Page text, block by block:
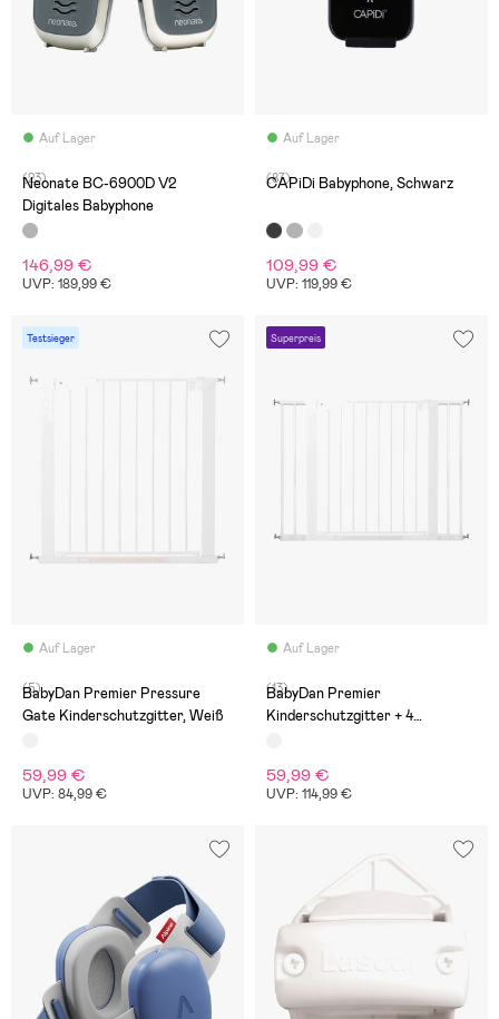
Auf Lager
(23)
Neonate BC-6900D V2
Digitales Babyphone
146,99 €
UVP: 189,99 €
Auf Lager
(87)
CAPiDi Babyphone, Schwarz
109,99 €
UVP: 119,99 €
Testsieger
Auf Lager
(5)
BabyDan Premier Pressure
Gate Kinderschutzgitter, Weiß
59,99 €
UVP: 84,99 €
Superpreis
Auf Lager
(13)
BabyDan Premier
Kinderschutzgitter + 4
59,99 €
UVP: 114,99 €